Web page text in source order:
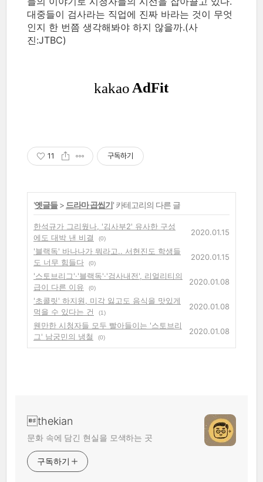
대중들이 검사라는 직업에 진짜 바라는 것이 무엇
인지 한 번쯤 생각해봐야 하지 않을까.(사
진:JTBC)
11 구독하기
'옛글들> 드라마 곱씹기' 카테고리의 다른 글
한석규가 그리웠나, '김사부2' 유사한 구성
에도 대박 낸 비결
(0)
2020.01.15
'블랙독' 바나나가 뭐라고.. 서현진도 학생들
도 너무 힘들다
(0)
2020.01.15
'스토브리그'·'블랙독'·'검사내전', 리얼리티의
급이 다른 이유
(0)
2020.01.08
'초콜릿' 하지원, 미각 잃고도 음식을 맛있게
먹을 수 있다는 건
(1)
2020.01.08
웬만한 시청자들 모두 빨아들이는 '스토브리
그' 남궁민의 냉철
(0)
2020.01.08
thekian
문화 속에 담긴 현실을 모색하는 곳
구독하기